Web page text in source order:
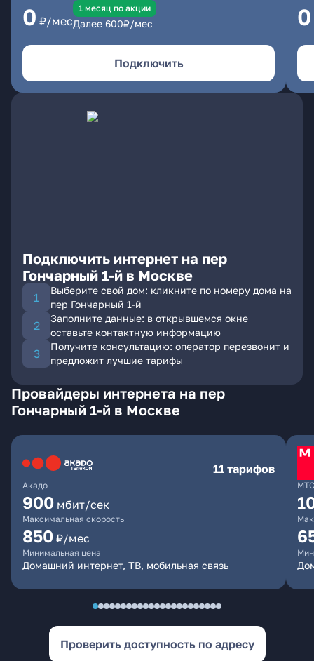
0 ₽/мес
1 месяц по акции
Далее 600₽/мес
Подключить
0
Подключить интернет на пер
Гончарный 1-й в Москве
Выберите свой дом: кликните по номеру дома на
пер Гончарный 1-й
Заполните данные: в открывшемся окне
оставьте контактную информацию
Получите консультацию: оператор перезвонит и
предложит лучшие тарифы
Провайдеры интернета на пер
Гончарный 1-й в Москве
Акадо
11 тарифов
900 мбит/сек
Максимальная скорость
850 ₽/мес
Минимальная цена
Домашний интернет, ТВ, мобильная связь
МТС
Проверить доступность по адресу